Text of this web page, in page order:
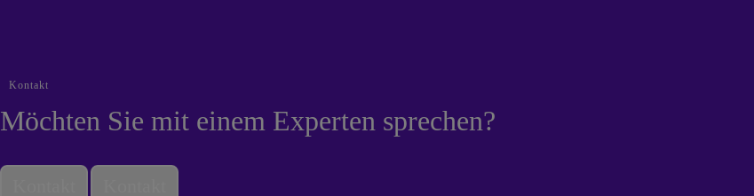
Kontakt
Möchten Sie mit einem Experten sprechen?